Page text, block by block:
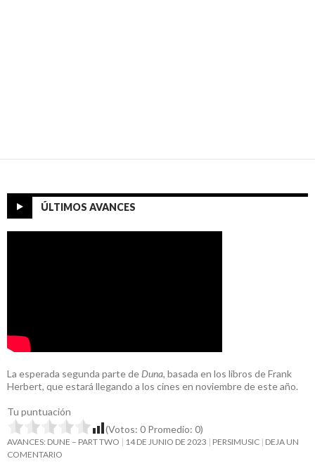
ÚLTIMOS AVANCES
La esperada segunda parte de Duna, basada en los libros de Frank
Herbert, que estará llegando a los cines en noviembre de este año.
Tu puntuación
(Votos: 0 Promedio: 0)
AVANCES: DUNE – PART TWO 14 DE JUNIO DE 2023 PERSIMUSIC DEJA UN
COMENTARIO